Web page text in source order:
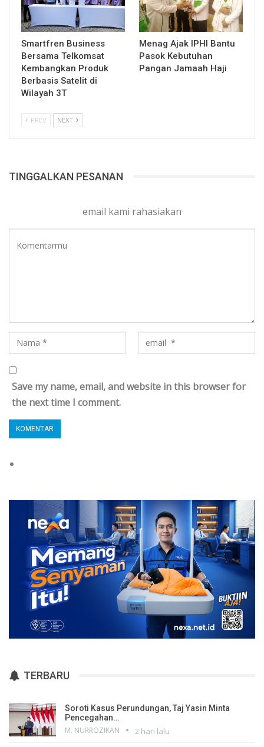
Smartfren Business
Bersama Telkomsat
Kembangkan Produk
Berbasis Satelit di
Wilayah 3T
Menag Ajak IPHI Bantu
Pasok Kebutuhan
Pangan Jamaah Haji
PREV NEXT
TINGGALKAN PESANAN
email kami rahasiakan
Save my name, email, and website in this browser for
the next time I comment.
TERBARU
Soroti Kasus Perundungan, Taj Yasin Minta
Pencegahan…
M. NURROZIKAN 2 hari lalu